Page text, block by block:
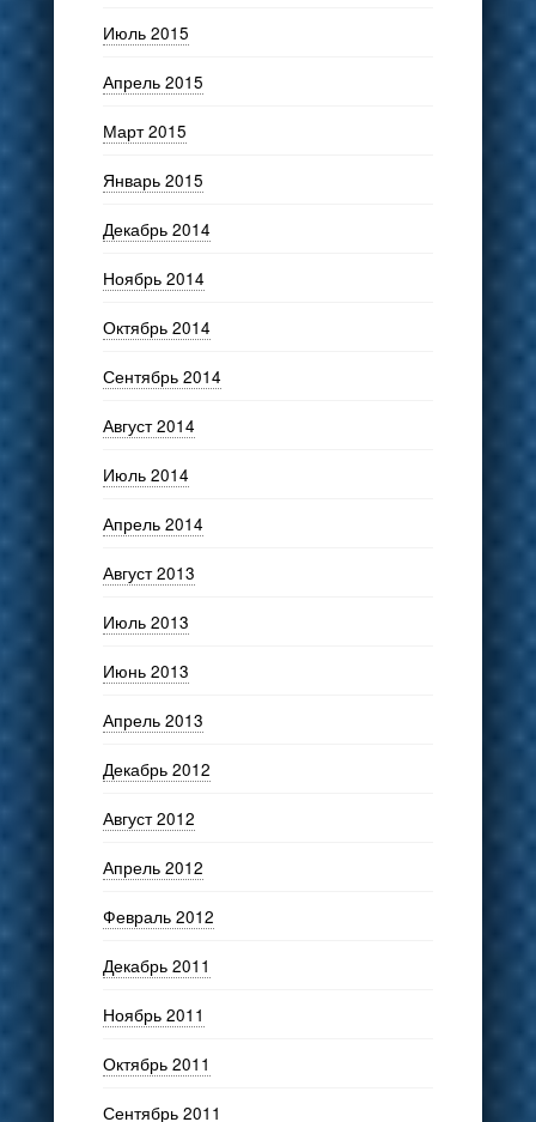
Июль 2015
Апрель 2015
Март 2015
Январь 2015
Декабрь 2014
Ноябрь 2014
Октябрь 2014
Сентябрь 2014
Август 2014
Июль 2014
Апрель 2014
Август 2013
Июль 2013
Июнь 2013
Апрель 2013
Декабрь 2012
Август 2012
Апрель 2012
Февраль 2012
Декабрь 2011
Ноябрь 2011
Октябрь 2011
Сентябрь 2011